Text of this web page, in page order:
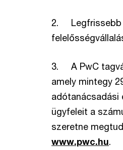
2. Legfrissebb
3. A PwC
amely mintegy
adótanácsadási
ügyfeleit a
szeretne
www.pwc.hu.